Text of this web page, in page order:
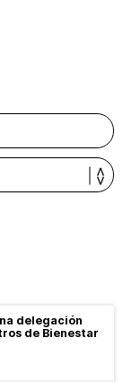
delegación
de Bienestar